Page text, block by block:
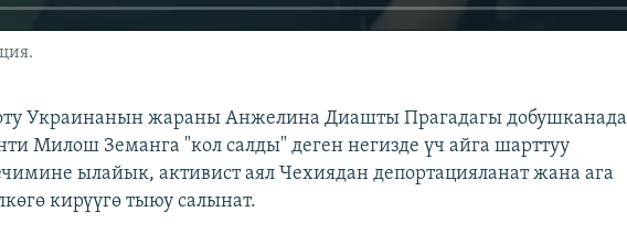
Украинанын жараны Анжелина Диашты Прагадагы добушканада
Милош Земанга "кол салды" деген негизде үч айга шарттуу
ылайык, активист аял Чехиядан депортацияланат жана ага
кирүүгө тыюу салынат.